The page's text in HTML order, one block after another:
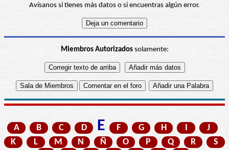
Avísanos si tienes más datos o si encuentras algún error.
Miembros Autorizadossolamente:
A B C D E F G H I
J
K
L M N Ñ O P Q R
S